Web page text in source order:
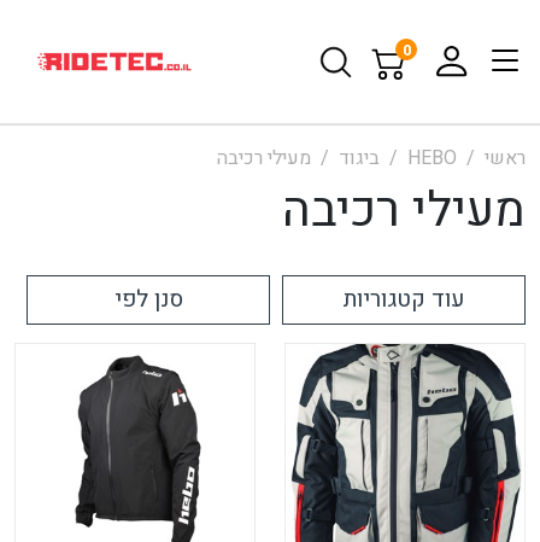
0
ראשי HEBO ביגוד מעילי רכיבה
מעילי רכיבה
עוד קטגוריות סנן לפי